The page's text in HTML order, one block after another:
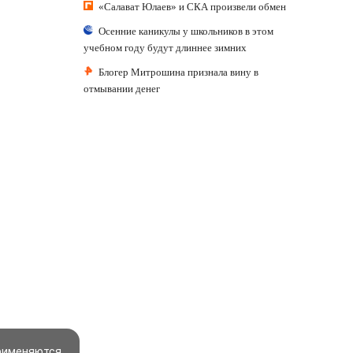
«Салават Юлаев» и СКА произвели обмен
Осенние каникулы у школьников в этом
учебном году будут длиннее зимних
Блогер Митрошина признала вину в
отмывании денег